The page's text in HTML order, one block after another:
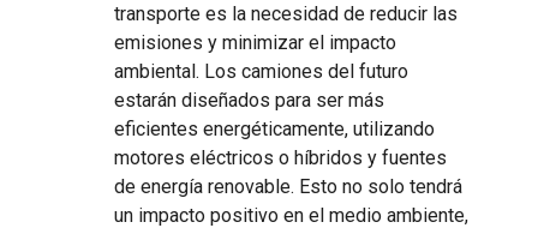
transporte es la necesidad de reducir las
emisiones y minimizar el impacto
ambiental. Los camiones del futuro
estarán diseñados para ser más
eficientes energéticamente, utilizando
motores eléctricos o híbridos y fuentes
de energía renovable. Esto no solo tendrá
un impacto positivo en el medio ambiente,